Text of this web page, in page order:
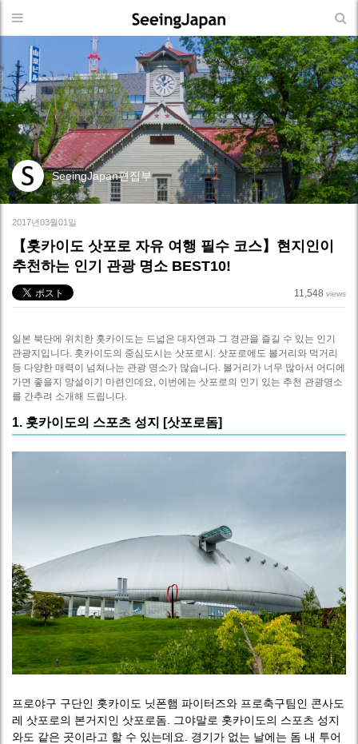
SeeingJapan편집부
2017년03월01일
【홋카이도 삿포로 자유 여행 필수 코스】현지인이
추천하는 인기 관광 명소 BEST10!
11,548 views
일본 북단에 위치한 홋카이도는 드넓은 대자연과 그 경관을 즐길 수 있는 인기
관광지입니다. 홋카이도의 중심도시는 삿포로시. 삿포로에도 볼거리와 먹거리
등 다양한 매력이 넘쳐나는 관광 명소가 많습니다. 볼거리가 너무 많아서 어디에
가면 좋을지 망설이기 마련인데요, 이번에는 삿포로의 인기 있는 추천 관광명소
를 간추려 소개해 드립니다.
1. 홋카이도의 스포츠 성지 [삿포로돔]
프로야구 구단인 홋카이도 닛폰햄 파이터즈와 프로축구팀인 콘사도
레 삿포로의 본거지인 삿포로돔. 그야말로 홋카이도의 스포츠 성지
와도 같은 곳이라고 할 수 있는데요. 경기가 없는 날에는 돔 내 투어